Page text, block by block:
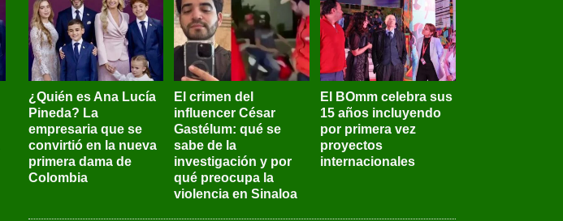
¿Quién es Ana Lucía
Pineda? La
empresaria que se
convirtió en la nueva
primera dama de
Colombia
El crimen del
influencer César
Gastélum: qué se
sabe de la
investigación y por
qué preocupa la
violencia en Sinaloa
El BOmm celebra sus
15 años incluyendo
por primera vez
proyectos
internacionales